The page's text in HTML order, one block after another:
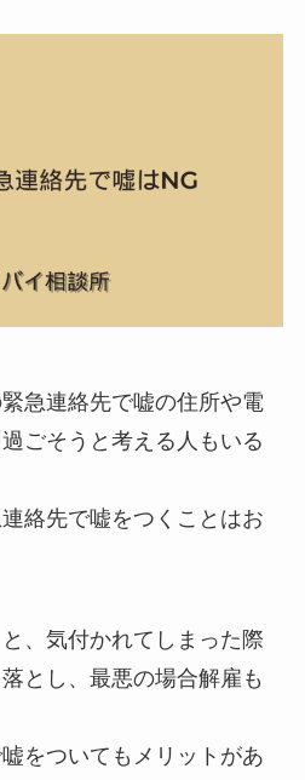
急連絡先で嘘の住所や電
ごそうと考える人もいる
絡先で嘘をつくことはお
、気付かれてしまった際
とし、最悪の場合解雇も
をついてもメリットがあ